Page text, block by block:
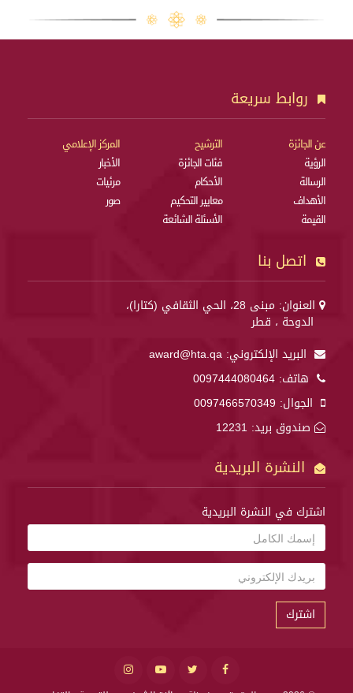
روابط سريعة
عن الجائزة
الرؤية
الرسالة
الأهداف
القيمة
الترشيح
فئات الجائزة
الأحكام
معايير التحكيم
الأسئلة الشائعة
المركز الإعلامي
الأخبار
مرئيات
صور
اتصل بنا
العنوان: مبنى 28، الحي الثقافي (كتارا)،
الدوحة ، قطر
البريد الإلكتروني: award@hta.qa
هاتف: 0097444080464
الجوال: 0097466570349
صندوق بريد: 12231
النشرة البريدية
اشترك في النشرة البريدية
اشترك